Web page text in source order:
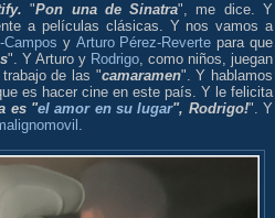
"Pon una de Sinatra", me dice. Y
a películas clásicas. Y nos vamos a
y Arturo Pérez-Reverte para que
". Y Arturo y Rodrigo, como niños, juegan
de las "camaramen". Y hablamos
es hacer cine en este país. Y le felicita
es "el amor en su lugar", Rodrigo!". Y
.